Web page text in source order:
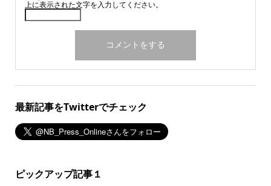
上に表示された文字を入力してください。
最新記事をTwitterでチェック
ピックアップ記事１